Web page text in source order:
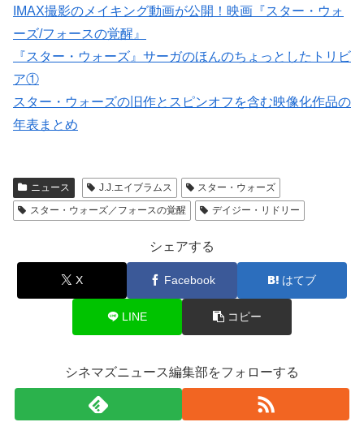
IMAX撮影のメイキング動画が公開！映画『スター・ウォ
ーズ/フォースの覚醒』
『スター・ウォーズ』サーガのほんのちょっとしたトリビ
ア①
スター・ウォーズの旧作とスピンオフを含む映像化作品の
年表まとめ
ニュース J.J.エイブラムス
スター・ウォーズ
スター・ウォーズ／フォースの覚醒
デイジー・リドリー
シェアする
X Facebook はてブ
LINE コピー
シネマズニュース編集部をフォローする